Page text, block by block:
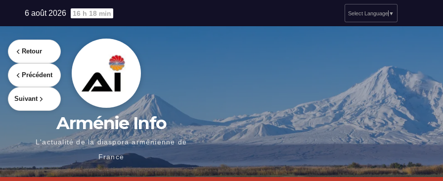
6 août 2026 16 h 18 min Select Language ▼
Arménie Info
L'actualité de la diaspora arménienne de
France
Retour
Précédent
Suivant